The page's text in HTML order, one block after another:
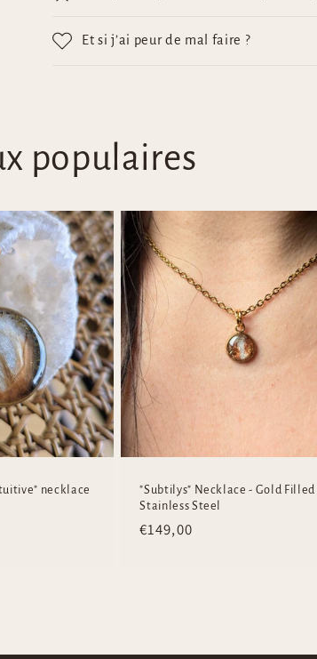
i
c
n
t
e
n
t
Et si j’ai peur de mal faire ?
populaires
necklace
"Subtilys" Necklace - Gold
Stainless Steel
Regular
€149,00